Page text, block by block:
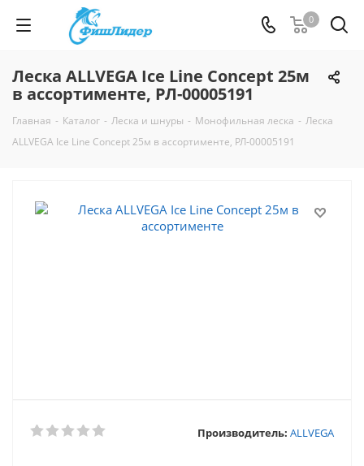
0
Леска ALLVEGA Ice Line Concept 25м
в ассортименте, РЛ-00005191
Главная - Каталог - Леска и шнуры - Монофильная леска - Леска
ALLVEGA Ice Line Concept 25м в ассортименте, РЛ-00005191
Производитель: ALLVEGA